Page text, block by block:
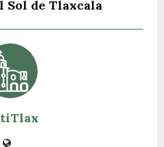
Sol de Tlaxcala